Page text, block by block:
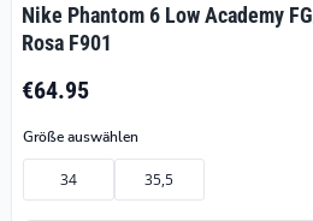
Nike Phantom 6 Low Academy
Rosa F901
€64.95
Größe auswählen
34 35,5